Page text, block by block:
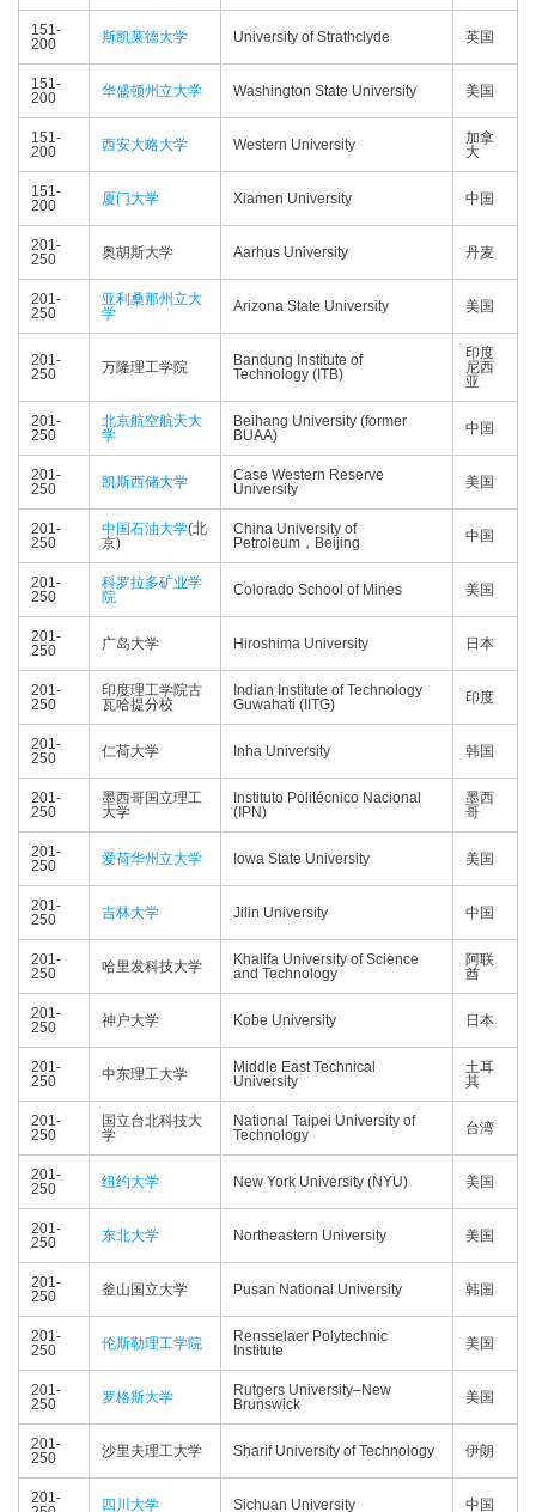
151-
200
斯凯莱德大学 University of Strathclyde 英国
151-
200
华盛顿州立大学 Washington State University 美国
151-
200
西安大略大学 Western University
加拿
大
151-
200
厦门大学 Xiamen University 中国
201-
250
奥胡斯大学 Aarhus University 丹麦
201-
250
亚利桑那州立大
学
Arizona State University 美国
201-
250
万隆理工学院
Bandung Institute of
Technology (ITB)
印度
尼西
亚
201-
250
北京航空航天大
学
Beihang University (former
BUAA)
中国
201-
250
凯斯西储大学
Case Western Reserve
University
美国
201-
250
中国石油大学(北
京)
China University of
Petroleum，Beijing
中国
201-
250
科罗拉多矿业学
院
Colorado School of Mines 美国
201-
250
广岛大学 Hiroshima University 日本
201-
250
印度理工学院古
瓦哈提分校
Indian Institute of Technology
Guwahati (IITG)
印度
201-
250
仁荷大学 Inha University 韩国
201-
250
墨西哥国立理工
大学
Instituto Politécnico Nacional
(IPN)
墨西
哥
201-
250
爱荷华州立大学 Iowa State University 美国
201-
250
吉林大学 Jilin University 中国
201-
250
哈里发科技大学
Khalifa University of Science
and Technology
阿联
酋
201-
250
神户大学 Kobe University 日本
201-
250
中东理工大学
Middle East Technical
University
土耳
其
201-
250
国立台北科技大
学
National Taipei University of
Technology
台湾
201-
250
纽约大学 New York University (NYU) 美国
201-
250
东北大学 Northeastern University 美国
201-
250
釜山国立大学 Pusan National University 韩国
201-
250
伦斯勒理工学院
Rensselaer Polytechnic
Institute
美国
201-
250
罗格斯大学
Rutgers University–New
Brunswick
美国
201-
250
沙里夫理工大学 Sharif University of Technology 伊朗
201-
四川大学 Sichuan University 中国